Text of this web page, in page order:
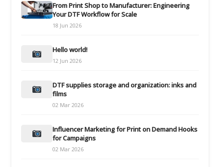
From Print Shop to Manufacturer: Engineering
Your DTF Workflow for Scale
18 Jun 2026
Hello world!
12 Jun 2026
DTF supplies storage and organization: inks and
films
02 Mar 2026
Influencer Marketing for Print on Demand Hooks
for Campaigns
02 Mar 2026